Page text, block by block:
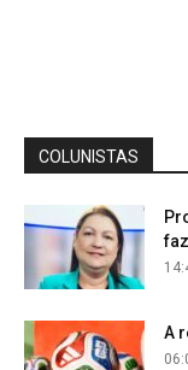
COLUNISTAS
A